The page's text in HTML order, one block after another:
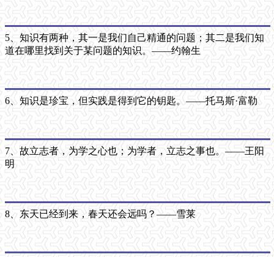
5、知识有两种，其一是我们自己精通的问题；其二是我们知
道在哪里找到关于某问题的知识。——约翰生
6、知识是珍宝，但实践是得到它的钥匙。——托马斯·富勒
7、故立志者，为学之心也；为学者，立志之事也。——王阳
明
8、东天已经到来，春天还会远吗？——雪莱